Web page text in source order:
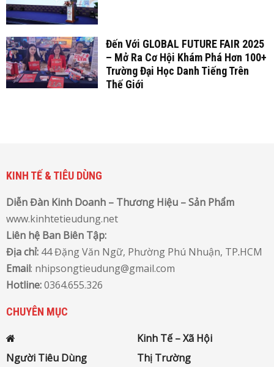
Đến Với GLOBAL FUTURE FAIR 2025
– Mở Ra Cơ Hội Khám Phá Hơn 100+
Trường Đại Học Danh Tiếng Trên
Thế Giới
KINH TẾ & TIÊU DÙNG
Diễn Đàn Kinh Doanh – Thương Hiệu – Sản Phẩm
www.kinhtetieudung.net
Liên hệ Ban Biên Tập:
Địa chỉ: 44 Đặng Văn Ngữ, Phường Phú Nhuận, TP.HCM
Email: nhipsongtieudung@gmail.com
Hotline:0364.655.326
CHUYÊN MỤC
Kinh Tế – Xã Hội
Người Tiêu Dùng
Thị Trường